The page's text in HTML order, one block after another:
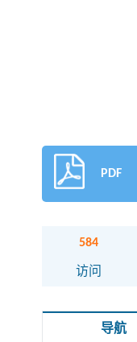
PDF
584
访问
导航